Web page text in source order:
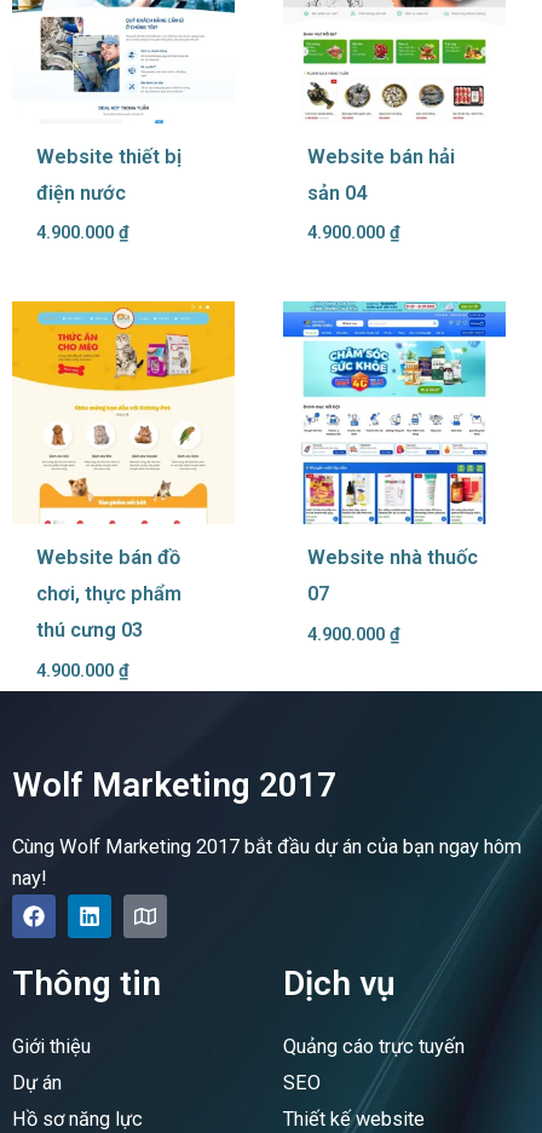
Website thiết bị
điện nước
4.900.000 ₫
Website bán hải
sản 04
4.900.000 ₫
Website bán đồ
chơi, thực phẩm
thú cưng 03
4.900.000 ₫
Website nhà thuốc
07
4.900.000 ₫
Wolf Marketing 2017
Cùng Wolf Marketing 2017 bắt đầu dự án của bạn ngay hôm
nay!
F
a
c
e
b
o
k
L
i
n
e
n
M
a
p
Thông tin
Giới thiệu
Dự án
Hồ sơ năng lực
Dịch vụ
Quảng cáo trực tuyến
SEO
Thiết kế website